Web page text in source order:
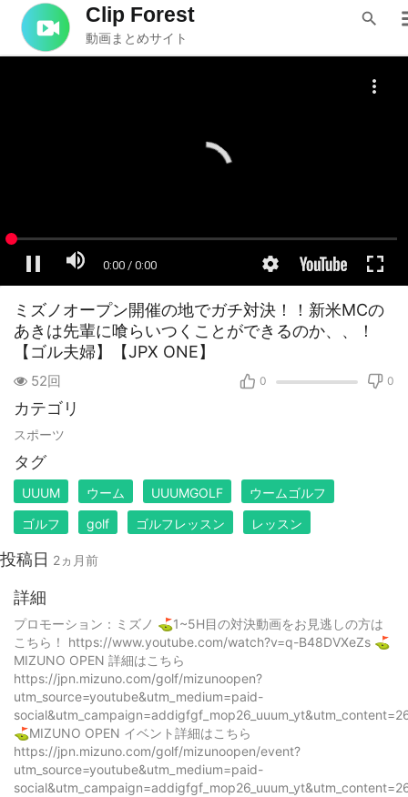
Clip Forest
動画まとめサイト
ミズノオープン開催の地でガチ対決！！新米MCの
あきは先輩に喰らいつくことができるのか、、！
【ゴル夫婦】【JPX ONE】
0 0
52回
カテゴリ
スポーツ
タグ
UUUM ウーム UUUMGOLF
ウームゴルフ
ゴルフ
golf ゴルフレッスン レッスン
投稿日 2ヵ月前
詳細
プロモーション：ミズノ ⛳️1~5H目の対決動画をお見逃しの方は
こちら！ https://www.youtube.com/watch?v=q-B48DVXeZs ⛳️
MIZUNO OPEN 詳細はこちら
https://jpn.mizuno.com/golf/mizunoopen?
utm_source=youtube&utm_medium=paid-
⛳️MIZUNO OPEN イベント詳細はこちら
https://jpn.mizuno.com/golf/mizunoopen/event?
utm_source=youtube&utm_medium=paid-